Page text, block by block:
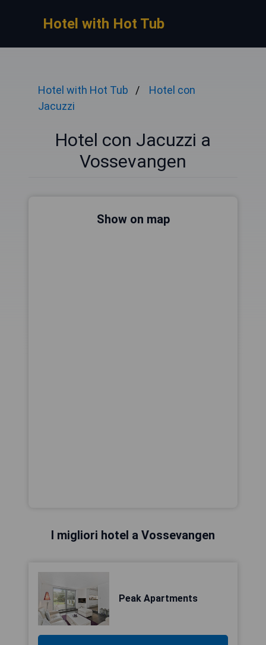
Hotel with Hot Tub
Hotel with Hot Tub
Hotel con
Jacuzzi
Hotel con Jacuzzi a
Vossevangen
Show on map
I migliori hotel a Vossevangen
Peak Apartments